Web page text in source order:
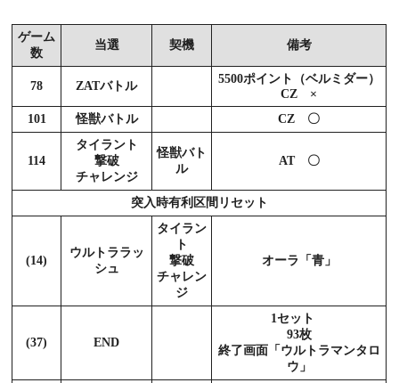
ゲーム
数
当選 契機 備考
78 ZATバトル
5500ポイント（ベルミダー）
CZ ×
101
怪獣バトル CZ 〇
114
タイラント
撃破
チャレンジ
怪獣バト
ル
AT 〇
突入時有利区間リセット
(14)
ウルトララッ
シュ
タイラン
ト
撃破
チャレン
ジ
オーラ「青」
(37) END
1セット
93枚
終了画面「ウルトラマンタロ
ウ」